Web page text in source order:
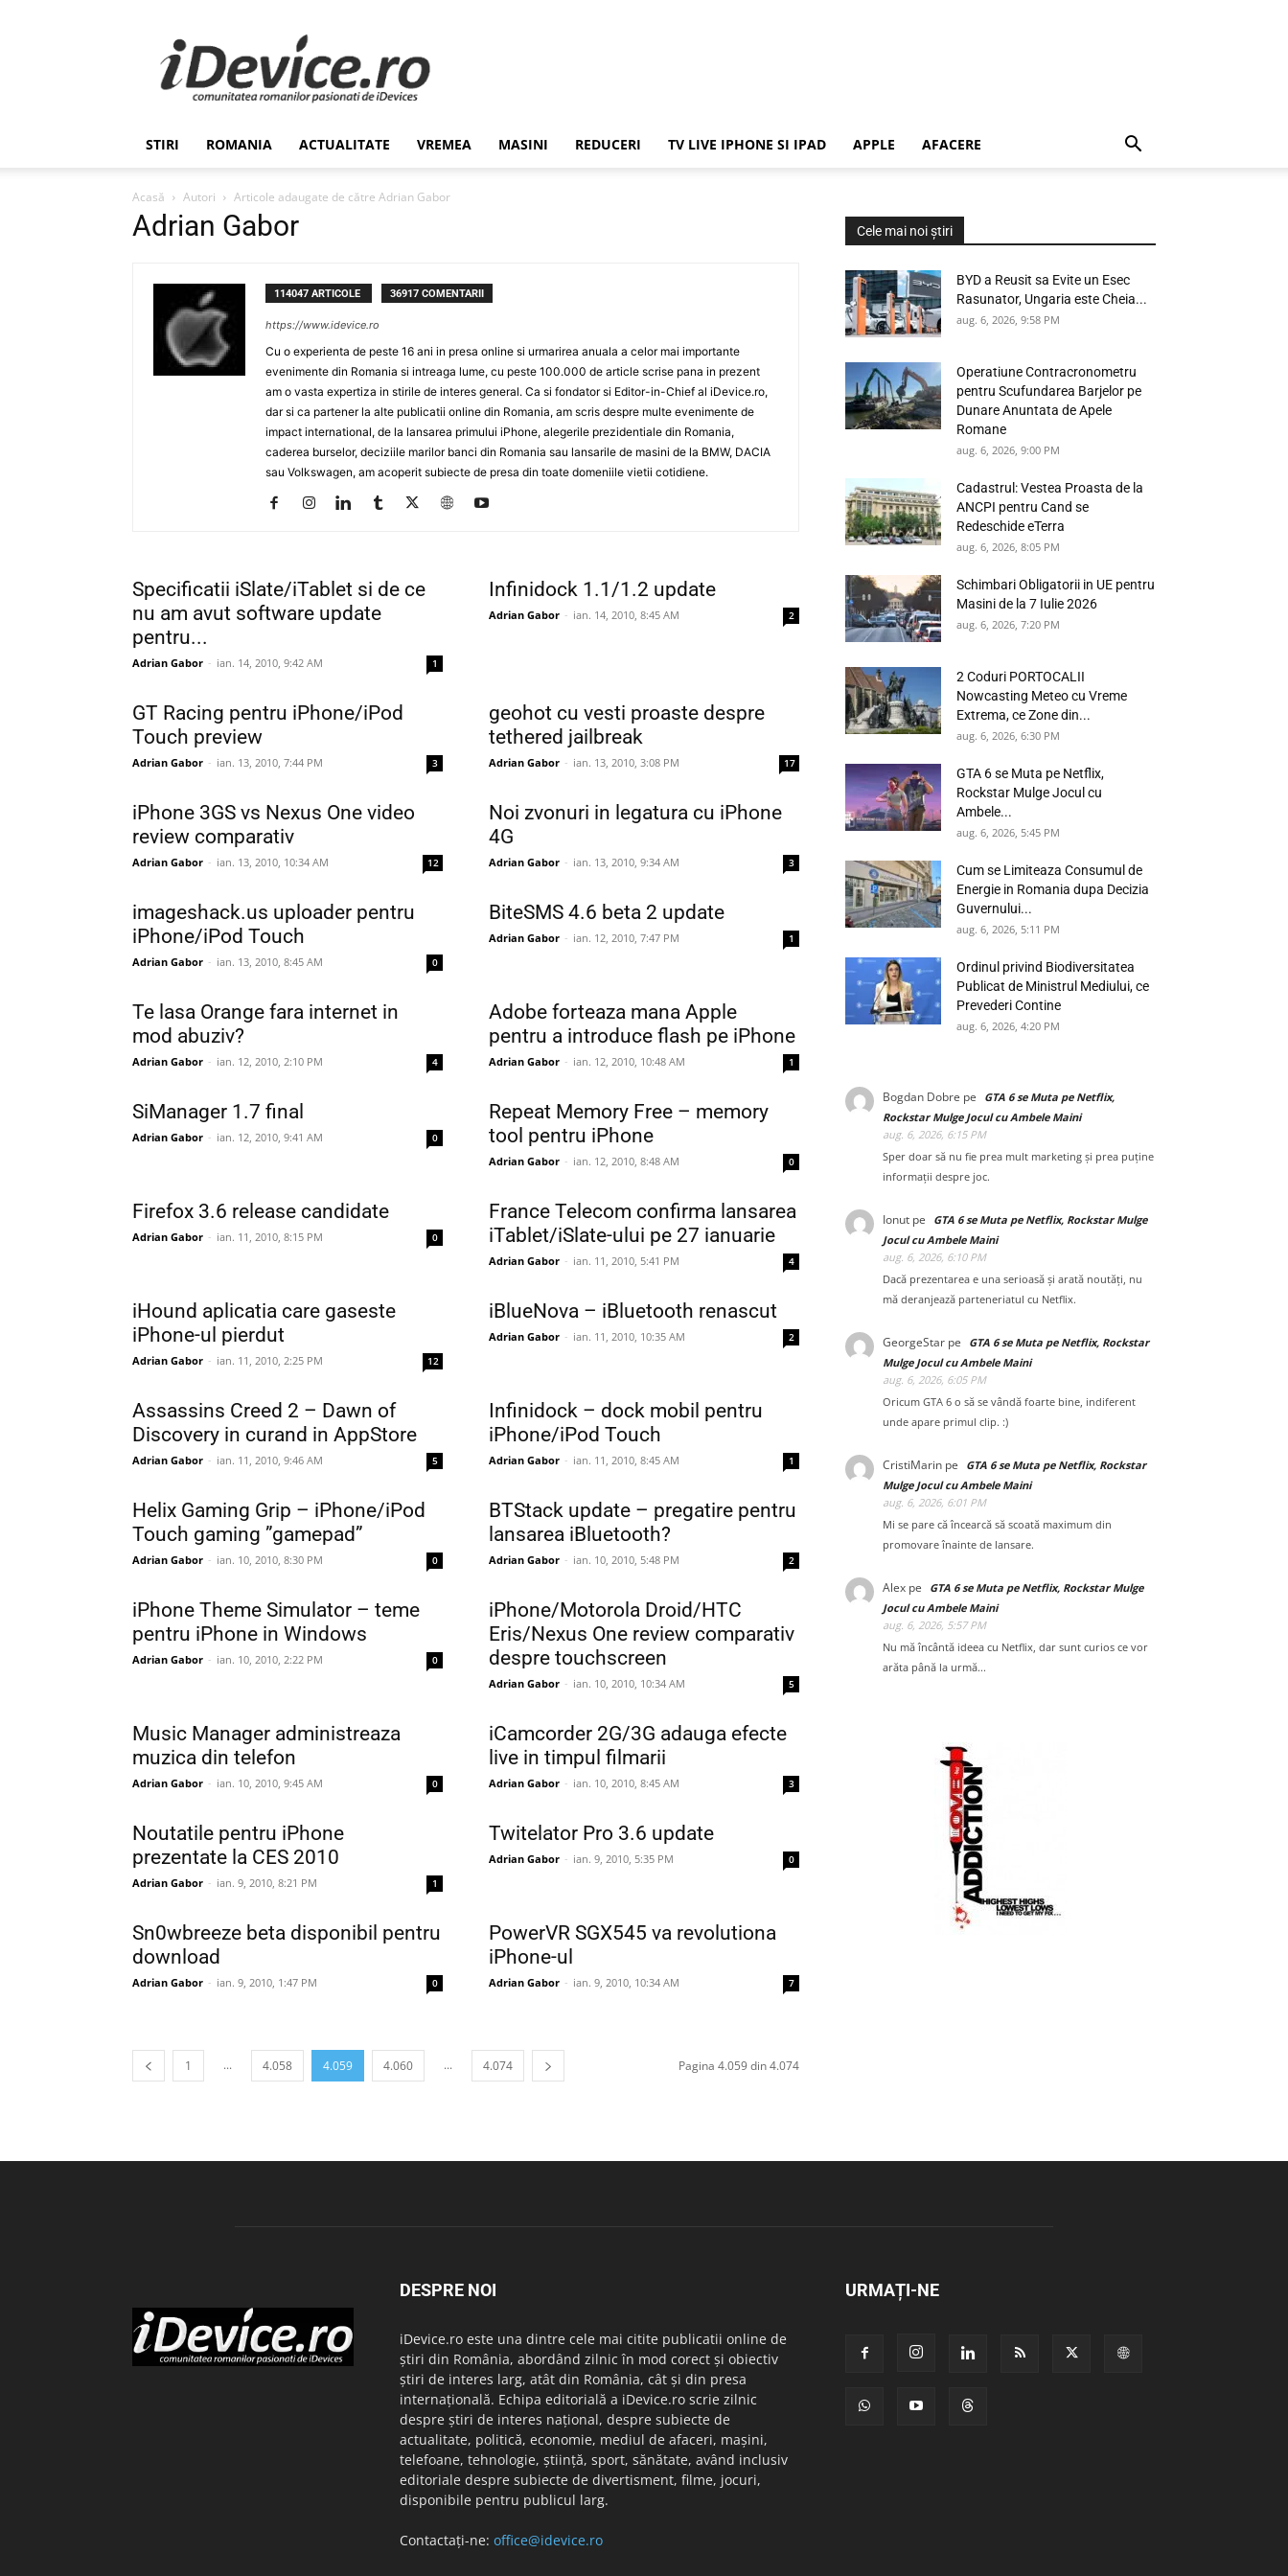
Stiri
de
Ultima
Ora
Romania,
Economie,
Stiinta
STIRI ROMANIA ACTUALITATE VREMEA MASINI REDUCERI TV LIVE IPHONE SI IPAD APPLE AFACERE
Acasă Autori Articole adaugate de către Adrian Gabor
Adrian Gabor
114047 ARTICOLE 36917 COMENTARII
https://www.idevice.ro
Cu o experienta de peste 16 ani in presa online si urmarirea anuala a celor mai importante
evenimente din Romania si intreaga lume, cu peste 100.000 de article scrise pana in prezent
am o vasta expertiza in stirile de interes general. Ca si fondator si Editor-in-Chief al iDevice.ro,
dar si ca partener la alte publicatii online din Romania, am scris despre multe evenimente de
impact international, de la lansarea primului iPhone, alegerile prezidentiale din Romania,
caderea burselor, deciziile marilor banci din Romania sau lansarile de masini de la BMW, DACIA
sau Volkswagen, am acoperit subiecte de presa din toate domeniile vietii cotidiene.
Specificatii iSlate/iTablet si de ce
nu am avut software update
pentru...
Adrian Gabor - ian. 14, 2010, 9:42 AM 1
Infinidock 1.1/1.2 update
Adrian Gabor - ian. 14, 2010, 8:45 AM 2
GT Racing pentru iPhone/iPod
Touch preview
Adrian Gabor - ian. 13, 2010, 7:44 PM 3
geohot cu vesti proaste despre
tethered jailbreak
Adrian Gabor - ian. 13, 2010, 3:08 PM 17
iPhone 3GS vs Nexus One video
review comparativ
Adrian Gabor - ian. 13, 2010, 10:34 AM 12
Noi zvonuri in legatura cu iPhone
4G
Adrian Gabor - ian. 13, 2010, 9:34 AM 3
imageshack.us uploader pentru
iPhone/iPod Touch
Adrian Gabor - ian. 13, 2010, 8:45 AM 0
BiteSMS 4.6 beta 2 update
Adrian Gabor - ian. 12, 2010, 7:47 PM 1
Te lasa Orange fara internet in
mod abuziv?
Adrian Gabor - ian. 12, 2010, 2:10 PM 4
Adobe forteaza mana Apple
pentru a introduce flash pe iPhone
Adrian Gabor - ian. 12, 2010, 10:48 AM 1
SiManager 1.7 final
Adrian Gabor - ian. 12, 2010, 9:41 AM 0
Repeat Memory Free – memory
tool pentru iPhone
Adrian Gabor - ian. 12, 2010, 8:48 AM 0
Firefox 3.6 release candidate
Adrian Gabor - ian. 11, 2010, 8:15 PM 0
France Telecom confirma lansarea
iTablet/iSlate-ului pe 27 ianuarie
Adrian Gabor - ian. 11, 2010, 5:41 PM 4
iHound aplicatia care gaseste
iPhone-ul pierdut
Adrian Gabor - ian. 11, 2010, 2:25 PM 12
iBlueNova – iBluetooth renascut
Adrian Gabor - ian. 11, 2010, 10:35 AM 2
Assassins Creed 2 – Dawn of
Discovery in curand in AppStore
Adrian Gabor - ian. 11, 2010, 9:46 AM 5
Infinidock – dock mobil pentru
iPhone/iPod Touch
Adrian Gabor - ian. 11, 2010, 8:45 AM 1
Helix Gaming Grip – iPhone/iPod
Touch gaming ”gamepad”
Adrian Gabor - ian. 10, 2010, 8:30 PM 0
BTStack update – pregatire pentru
lansarea iBluetooth?
Adrian Gabor - ian. 10, 2010, 5:48 PM 2
iPhone Theme Simulator – teme
pentru iPhone in Windows
Adrian Gabor - ian. 10, 2010, 2:22 PM 0
iPhone/Motorola Droid/HTC
Eris/Nexus One review comparativ
despre touchscreen
Adrian Gabor - ian. 10, 2010, 10:34 AM 5
Music Manager administreaza
muzica din telefon
Adrian Gabor - ian. 10, 2010, 9:45 AM 0
iCamcorder 2G/3G adauga efecte
live in timpul filmarii
Adrian Gabor - ian. 10, 2010, 8:45 AM 3
Noutatile pentru iPhone
prezentate la CES 2010
Adrian Gabor - ian. 9, 2010, 8:21 PM 1
Twitelator Pro 3.6 update
Adrian Gabor - ian. 9, 2010, 5:35 PM 0
Sn0wbreeze beta disponibil pentru
download
Adrian Gabor - ian. 9, 2010, 1:47 PM 0
PowerVR SGX545 va revolutiona
iPhone-ul
Adrian Gabor - ian. 9, 2010, 10:34 AM 7
1 ... 4.058 4.059 4.060 ... 4.074 Pagina 4.059 din 4.074
Cele mai noi știri
BYD a Reusit sa Evite un Esec
Rasunator, Ungaria este Cheia...
aug. 6, 2026, 9:58 PM
Operatiune Contracronometru
pentru Scufundarea Barjelor pe
Dunare Anuntata de Apele
Romane
aug. 6, 2026, 9:00 PM
Cadastrul: Vestea Proasta de la
ANCPI pentru Cand se
Redeschide eTerra
aug. 6, 2026, 8:05 PM
Schimbari Obligatorii in UE pentru
Masini de la 7 Iulie 2026
aug. 6, 2026, 7:20 PM
2 Coduri PORTOCALII
Nowcasting Meteo cu Vreme
Extrema, ce Zone din...
aug. 6, 2026, 6:30 PM
GTA 6 se Muta pe Netflix,
Rockstar Mulge Jocul cu
Ambele...
aug. 6, 2026, 5:45 PM
Cum se Limiteaza Consumul de
Energie in Romania dupa Decizia
Guvernului...
aug. 6, 2026, 5:11 PM
Ordinul privind Biodiversitatea
Publicat de Ministrul Mediului, ce
Prevederi Contine
aug. 6, 2026, 4:20 PM
Bogdan Dobre pe
GTA 6 se Muta pe Netflix,
Rockstar Mulge Jocul cu Ambele Maini
aug. 6, 2026, 6:15 PM
Sper doar să nu fie prea mult marketing și prea puține
informații despre joc.
Ionut pe
GTA 6 se Muta pe Netflix, Rockstar Mulge
Jocul cu Ambele Maini
aug. 6, 2026, 6:10 PM
Dacă prezentarea e una serioasă și arată noutăți, nu
mă deranjează parteneriatul cu Netflix.
GeorgeStar pe
GTA 6 se Muta pe Netflix, Rockstar
Mulge Jocul cu Ambele Maini
aug. 6, 2026, 6:05 PM
Oricum GTA 6 o să se vândă foarte bine, indiferent
unde apare primul clip. :)
CristiMarin pe
GTA 6 se Muta pe Netflix, Rockstar
Mulge Jocul cu Ambele Maini
aug. 6, 2026, 6:01 PM
Mi se pare că încearcă să scoată maximum din
promovare înainte de lansare.
Alex pe
GTA 6 se Muta pe Netflix, Rockstar Mulge
Jocul cu Ambele Maini
aug. 6, 2026, 5:57 PM
Nu mă încântă ideea cu Netflix, dar sunt curios ce vor
arăta până la urmă...
DESPRE NOI
iDevice.ro este una dintre cele mai citite publicatii online de
știri din România, abordând zilnic în mod corect și obiectiv
știri de interes larg, atât din România, cât și din presa
internațională. Echipa editorială a iDevice.ro scrie zilnic
despre știri de interes național, despre subiecte de
actualitate, politică, economie, mediul de afaceri, mașini,
telefoane, tehnologie, știință, sport, sănătate, având inclusiv
editoriale despre subiecte de divertisment, filme, jocuri,
disponibile pentru publicul larg.
Contactați-ne: office@idevice.ro
URMAȚI-NE